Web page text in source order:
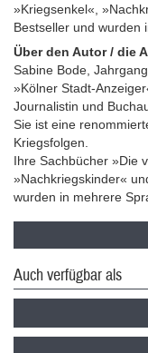
»Kriegsenkel«,
Bestseller und wurden
Über den Autor / die
Sabine Bode,
»Kölner Stadt-
Journalistin und
Sie ist eine
Kriegsfolgen.
Ihre Sachbücher »Die
»Nachkriegskinder«
wurden in mehrere
Auch verfügbar als